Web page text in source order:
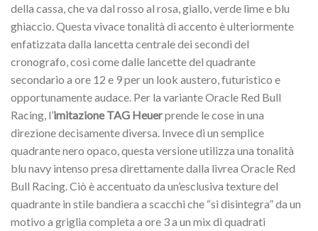
della cassa, che va dal rosso al rosa, giallo, verde lime e blu
ghiaccio. Questa vivace tonalità di accento è ulteriormente
enfatizzata dalla lancetta centrale dei secondi del
cronografo, così come dalle lancette del quadrante
secondario a ore 12 e 9 per un look austero, futuristico e
opportunamente audace. Per la variante Oracle Red Bull
Racing, l’imitazione TAG Heuerprende le cose in una
direzione decisamente diversa. Invece di un semplice
quadrante nero opaco, questa versione utilizza una tonalità
blu navy intenso presa direttamente dalla livrea Oracle Red
Bull Racing. Ciò è accentuato da un’esclusiva texture del
quadrante in stile bandiera a scacchi che “si disintegra” da un
motivo a griglia completa a ore 3 a un mix di quadrati